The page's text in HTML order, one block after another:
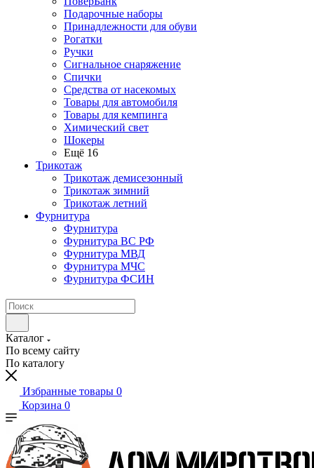
Подарочные наборы
Принадлежности для обуви
Рогатки
Ручки
Сигнальное снаряжение
Спички
Средства от насекомых
Товары для автомобиля
Товары для кемпинга
Химический свет
Шокеры
Ещё 16
Трикотаж
Трикотаж демисезонный
Трикотаж зимний
Трикотаж летний
Фурнитура
Фурнитура
Фурнитура ВС РФ
Фурнитура МВД
Фурнитура МЧС
Фурнитура ФСИН
Каталог
По всему сайту
По каталогу
Избранные товары 0
Корзина 0